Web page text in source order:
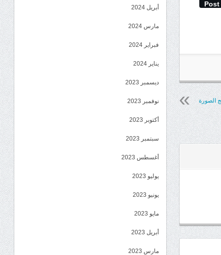
Post
الصورة
أبريل 2024
مارس 2024
فبراير 2024
يناير 2024
ديسمبر 2023
نوفمبر 2023
أكتوبر 2023
سبتمبر 2023
أغسطس 2023
يوليو 2023
يونيو 2023
مايو 2023
أبريل 2023
مارس 2023